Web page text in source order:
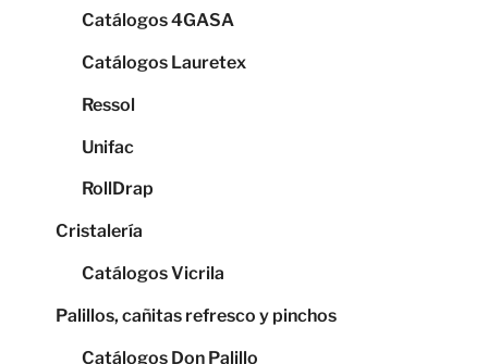
Catálogos 4GASA
Catálogos Lauretex
Ressol
Unifac
RollDrap
Cristalería
Catálogos Vicrila
Palillos, cañitas refresco y pinchos
Catálogos Don Palillo